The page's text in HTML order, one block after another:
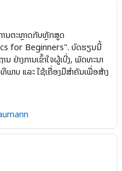
ນຕະຫຼາດກັບຫຼັກສູດ
for Beginners". ບົດຮຽນນີ້
ຢ່າງການເຂົ້າໃຈຜູ້ເບີ່ງ, ພັດທະນາ
າບ ແລະ ໃຊ້ເຄື່ອງມືສຳຄັນເພື່ອສ້າງ